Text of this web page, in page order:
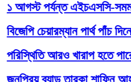
পর্যন্ত এইচএসসি-সমমান
চেয়ারম্যান পার্থ পাঁচ দিনের
আরও খারাপ হতে পারে: